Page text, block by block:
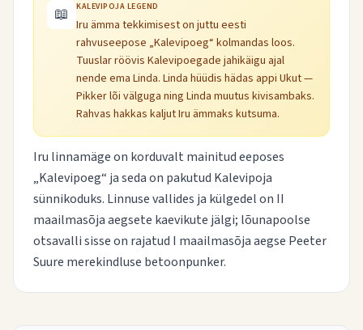
📖 KALEVIPOJA LEGEND
Iru ämma tekkimisest on juttu eesti
rahvuseepose „Kalevipoeg“ kolmandas loos.
Tuuslar röövis Kalevipoegade jahikäigu ajal
nende ema Linda. Linda hüüdis hädas appi Ukut —
Pikker lõi välguga ning Linda muutus kivisambaks.
Rahvas hakkas kaljut Iru ämmaks kutsuma.
Iru linnamäge on korduvalt mainitud eeposes
„Kalevipoeg“ ja seda on pakutud Kalevipoja
sünnikoduks. Linnuse vallides ja külgedel on II
maailmasõja aegsete kaevikute jälgi; lõunapoolse
otsavalli sisse on rajatud I maailmasõja aegse Peeter
Suure merekindluse betoonpunker.